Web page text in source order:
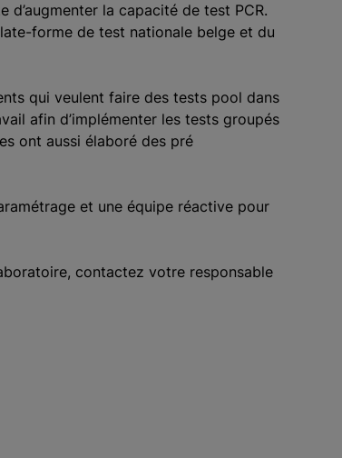
d’augmenter la capacité de test PCR.
forme de test nationale belge et du
qui veulent faire des tests pool dans
afin d’implémenter les tests groupés
ont aussi élaboré des pré
et une équipe réactive pour
contactez votre responsable